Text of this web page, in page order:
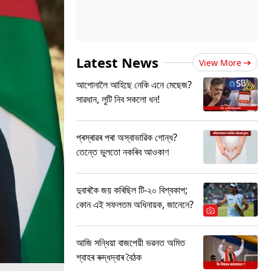
Latest News View More
আপোনালৈ আহিছে নেকি এনে মেছেজ?
সাৱধান, লুটি নিব সকলো ধন!
প্ৰস্ৰাৱৰ পৰা অস্বাভাৱিক গোন্ধ?
তেন্তে ভুলতো নকৰিব আওকাণ
দুবাৰকৈ জয় কৰিছিল টি-২০ বিশ্বকাপ;
কোন এই সফলতম অধিনায়ক, জানেনে?
আজি সন্ধিয়া বাজপেয়ী ভৱনত অমিত
শ্বাহৰ ৰুদ্ধদ্বাৰ বৈঠক